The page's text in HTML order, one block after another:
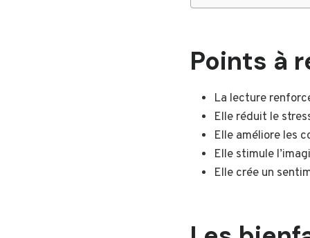
Points à
La lecture
Elle réduit le
Elle améliore les
Elle stimule
Elle crée un